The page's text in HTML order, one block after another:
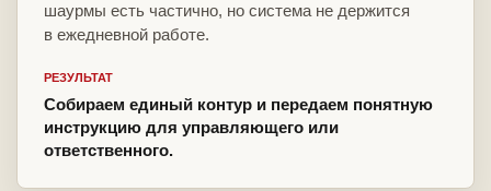
шаурмы есть частично, но система не держится
в ежедневной работе.
РЕЗУЛЬТАТ
Собираем единый контур и передаем понятную
инструкцию для управляющего или
ответственного.